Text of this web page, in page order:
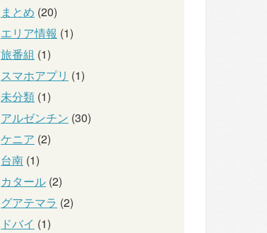
まとめ (20)
エリア情報 (1)
旅番組 (1)
スマホアプリ (1)
未分類 (1)
アルゼンチン (30)
ケニア (2)
台南 (1)
カタール (2)
グアテマラ (2)
ドバイ (1)